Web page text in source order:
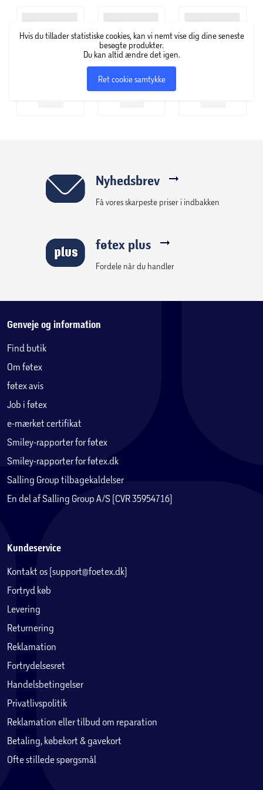
Hvis du tillader statistiske cookies, kan vi nemt vise dig dine seneste
besøgte produkter.
Du kan altid ændre det igen.
Ret cookie samtykke
Nyhedsbrev
Få vores skarpeste priser i indbakken
føtex plus
Fordele når du handler
Genveje og information
Find butik
Om føtex
føtex avis
Job i føtex
e-mærket certifikat
Smiley-rapporter for føtex
Smiley-rapporter for føtex.dk
Salling Group tilbagekaldelser
En del af Salling Group A/S (CVR 35954716)
Kundeservice
Kontakt os (support@foetex.dk)
Fortryd køb
Levering
Returnering
Reklamation
Fortrydelsesret
Handelsbetingelser
Privatlivspolitik
Reklamation eller tilbud om reparation
Betaling, købekort & gavekort
Ofte stillede spørgsmål